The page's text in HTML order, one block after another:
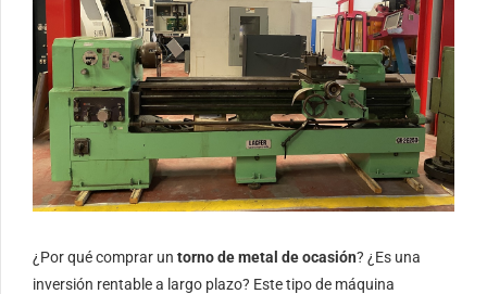
¿Por qué comprar un torno de metal de ocasión? ¿Es una
inversión rentable a largo plazo? Este tipo de máquina